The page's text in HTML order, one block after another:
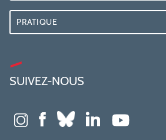
PRATIQUE
SUIVEZ-NOUS